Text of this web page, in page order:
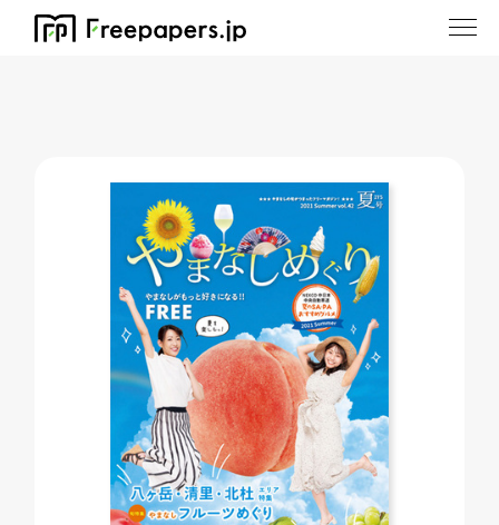
ホーム やまなしめぐり